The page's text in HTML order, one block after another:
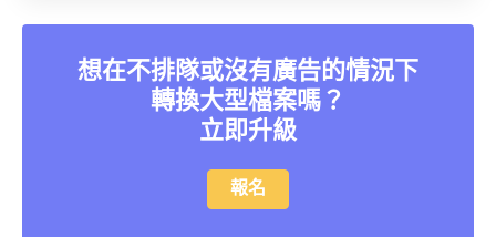
想在不排隊或沒有廣告的情況下
轉換大型檔案嗎？
立即升級
報名